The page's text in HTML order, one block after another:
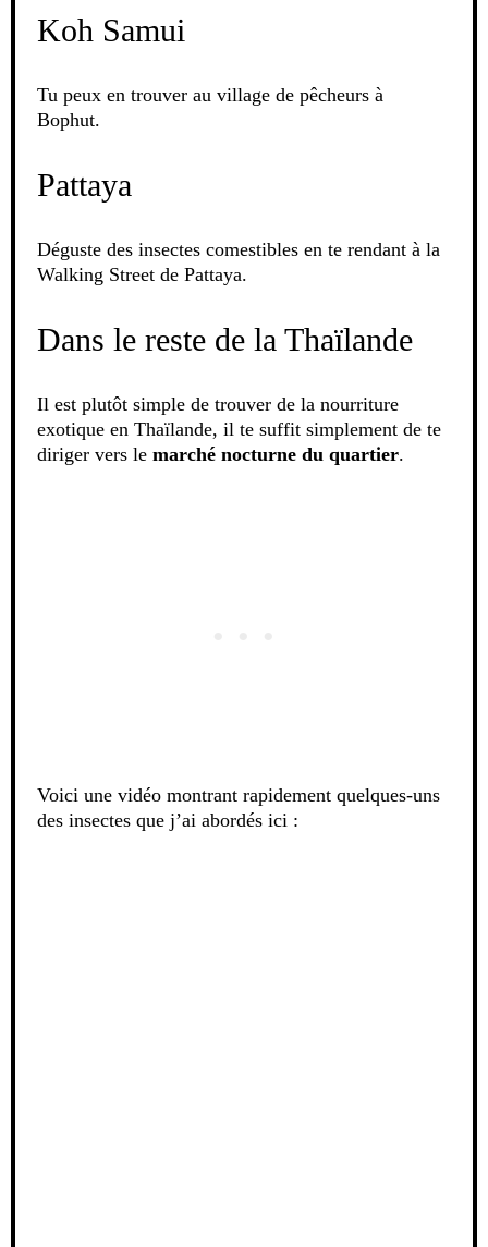
Koh Samui
Tu peux en trouver au village de pêcheurs à
Bophut.
Pattaya
Déguste des insectes comestibles en te rendant à la
Walking Street de Pattaya.
Dans le reste de la Thaïlande
Il est plutôt simple de trouver de la nourriture
exotique en Thaïlande, il te suffit simplement de te
diriger vers le marché nocturne du quartier.
Voici une vidéo montrant rapidement quelques-uns
des insectes que j’ai abordés ici :